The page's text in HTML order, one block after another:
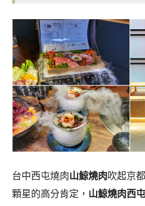
台中西屯燒肉山鯨燒肉吹起京
顆星的高分肯定， 山鯨燒肉西